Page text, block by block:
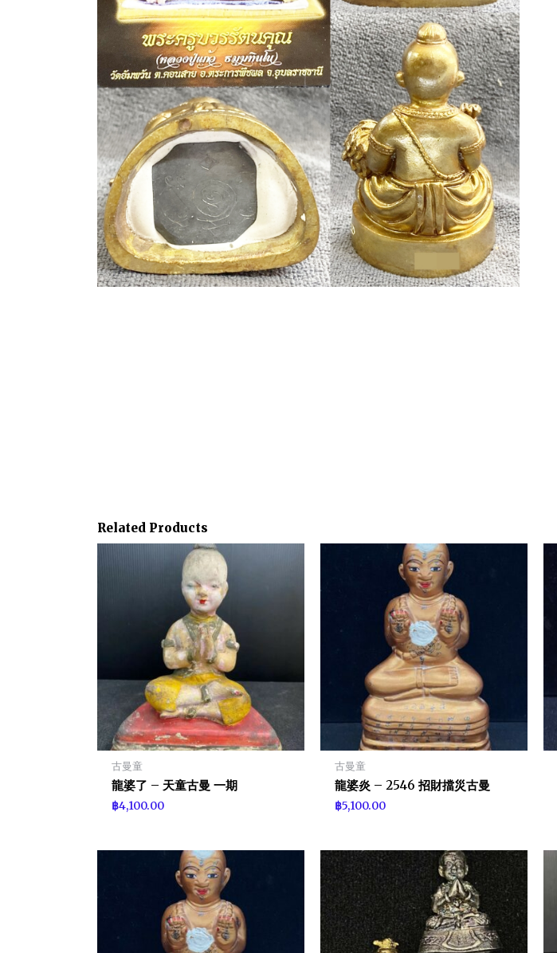
Related Products
古曼童
龍婆了 – 天童古曼 一期
฿4,100.00
古曼童
龍婆炎 – 2546 招財擋災古曼
฿5,100.00